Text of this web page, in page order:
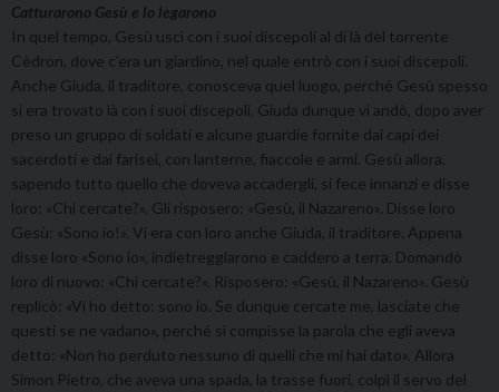
Catturarono Gesù e lo legarono
In quel tempo, Gesù uscì con i suoi discepoli al di là del torrente
Cèdron, dove c’era un giardino, nel quale entrò con i suoi discepoli.
Anche Giuda, il traditore, conosceva quel luogo, perché Gesù spesso
si era trovato là con i suoi discepoli. Giuda dunque vi andò, dopo aver
preso un gruppo di soldati e alcune guardie fornite dai capi dei
sacerdoti e dai farisei, con lanterne, fiaccole e armi. Gesù allora,
sapendo tutto quello che doveva accadergli, si fece innanzi e disse
loro: «Chi cercate?». Gli risposero: «Gesù, il Nazareno». Disse loro
Gesù: «Sono io!». Vi era con loro anche Giuda, il traditore. Appena
disse loro «Sono io», indietreggiarono e caddero a terra. Domandò
loro di nuovo: «Chi cercate?». Risposero: «Gesù, il Nazareno». Gesù
replicò: «Vi ho detto: sono io. Se dunque cercate me, lasciate che
questi se ne vadano», perché si compisse la parola che egli aveva
detto: «Non ho perduto nessuno di quelli che mi hai dato». Allora
Simon Pietro, che aveva una spada, la trasse fuori, colpì il servo del